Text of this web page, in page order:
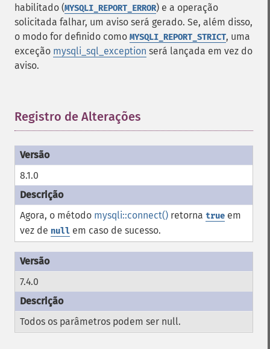
habilitado (MYSQLI_REPORT_ERROR) e a operação
solicitada falhar, um aviso será gerado. Se, além disso,
o modo for definido como MYSQLI_REPORT_STRICT, uma
exceção mysqli_sql_exception será lançada em vez do
aviso.
Registro de Alterações
8.1.0
Agora, o método mysqli::connect() retorna true em
vez de null em caso de sucesso.
7.4.0
Todos os parâmetros podem ser null.